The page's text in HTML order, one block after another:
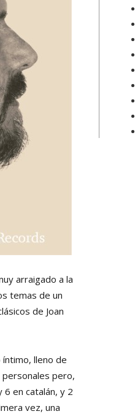
arraigado a la
temas de un
de Joan
íntimo, lleno de
pero,
6 en catalán, y 2
vez, una